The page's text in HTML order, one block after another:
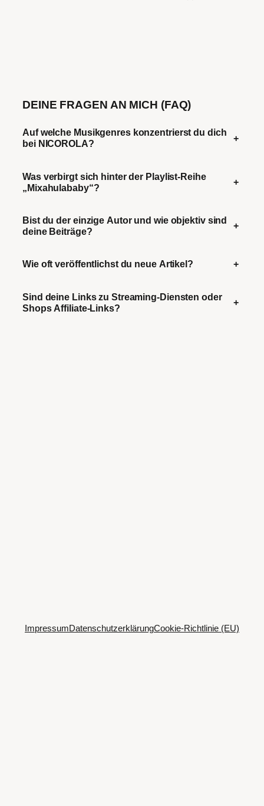
DEINE FRAGEN AN MICH (FAQ)
Auf welche Musikgenres konzentrierst du dich
bei NICOROLA?
+
Was verbirgt sich hinter der Playlist-Reihe
„Mixahulababy“?
+
Bist du der einzige Autor und wie objektiv sind
deine Beiträge?
+
Wie oft veröffentlichst du neue Artikel? +
Sind deine Links zu Streaming-Diensten oder
Shops Affiliate-Links?
+
ImpressumDatenschutzerklärungCookie-Richtlinie (EU)